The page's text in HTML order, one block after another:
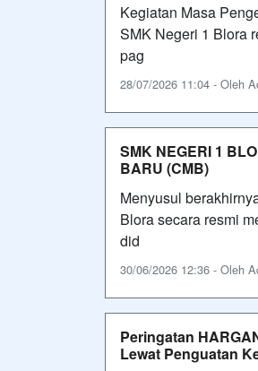
Kegiatan Masa
SMK Negeri 1 Blora
pag
28/07/2026 11:04 - Oleh
SMK NEGERI 1
BARU (CMB)
Menyusul
Blora secara resmi
did
30/06/2026 12:36 - Oleh
Peringatan
Lewat Penguatan